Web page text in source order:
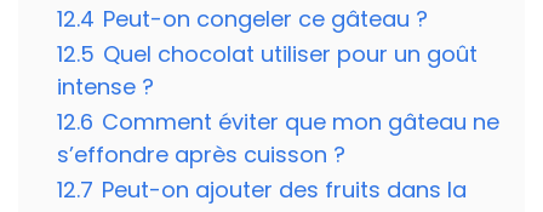
12.4 Peut-on congeler ce gâteau ?
12.5 Quel chocolat utiliser pour un goût
intense ?
12.6 Comment éviter que mon gâteau ne
s’effondre après cuisson ?
12.7 Peut-on ajouter des fruits dans la